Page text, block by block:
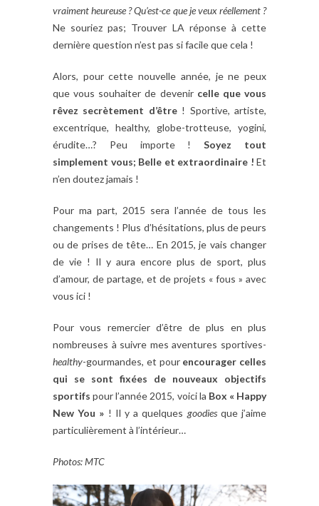
vraiment heureuse ?Qu’est-ce que je veux réellement ?
Ne souriez pas; Trouver LA réponse à cette
dernière question n’est pas si facile que cela !
Alors, pour cette nouvelle année, je ne peux
que vous souhaiter de devenir celle que vous
rêvez secrètement d’être! Sportive, artiste,
excentrique, healthy, globe-trotteuse, yogini,
érudite…? Peu importe !Soyez tout
simplement vous; Belle et extraordinaire ! Et
n’en doutez jamais !
Pour ma part, 2015 sera l’année de tous les
changements ! Plus d’hésitations, plus de peurs
ou de prises de tête… En 2015, je vais changer
de vie ! Il y aura encore plus de sport, plus
d’amour, de partage, et de projets « fous » avec
vous ici !
Pour vous remercier d’être de plus en plus
nombreuses à suivre mes aventures sportives-
healthy-gourmandes, et pour encourager celles
qui se sont fixées de nouveaux objectifs
sportifs pour l’année 2015, voici la Box « Happy
New You » ! Il y a quelques goodiesque j’aime
particulièrement à l’intérieur…
Photos: MTC